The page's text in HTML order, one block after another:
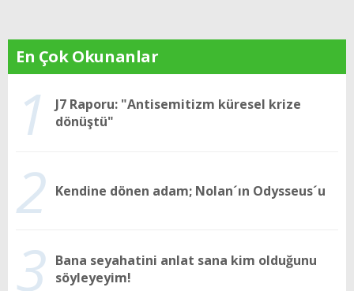
En Çok Okunanlar
1
J7 Raporu: "Antisemitizm küresel krize
dönüştü"
2 Kendine dönen adam; Nolan´ın Odysseus´u
3 Bana seyahatini anlat sana kim olduğunu
söyleyeyim!